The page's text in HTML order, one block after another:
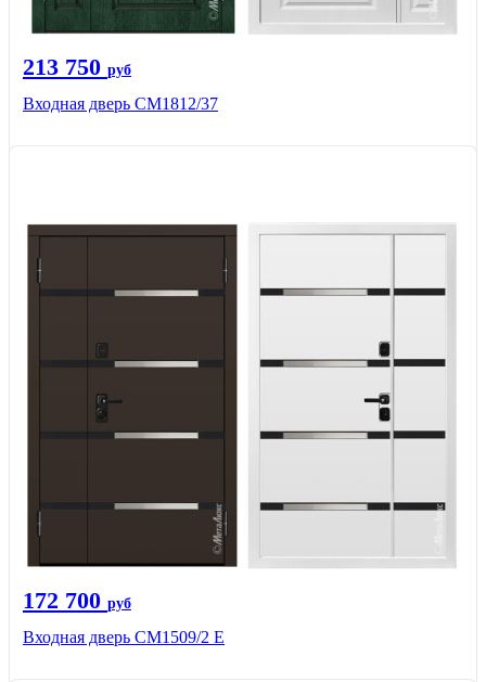
213 750 руб
Входная дверь СМ1812/37
172 700 руб
Входная дверь CМ1509/2 Е